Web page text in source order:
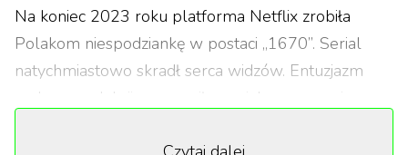
Na koniec 2023 roku platforma Netflix zrobiła
Polakom niespodziankę w postaci „1670”. Serial
natychmiastowo skradł serca widzów. Entuzjazm
wobec produkcji wzmocniła genialna promocja w